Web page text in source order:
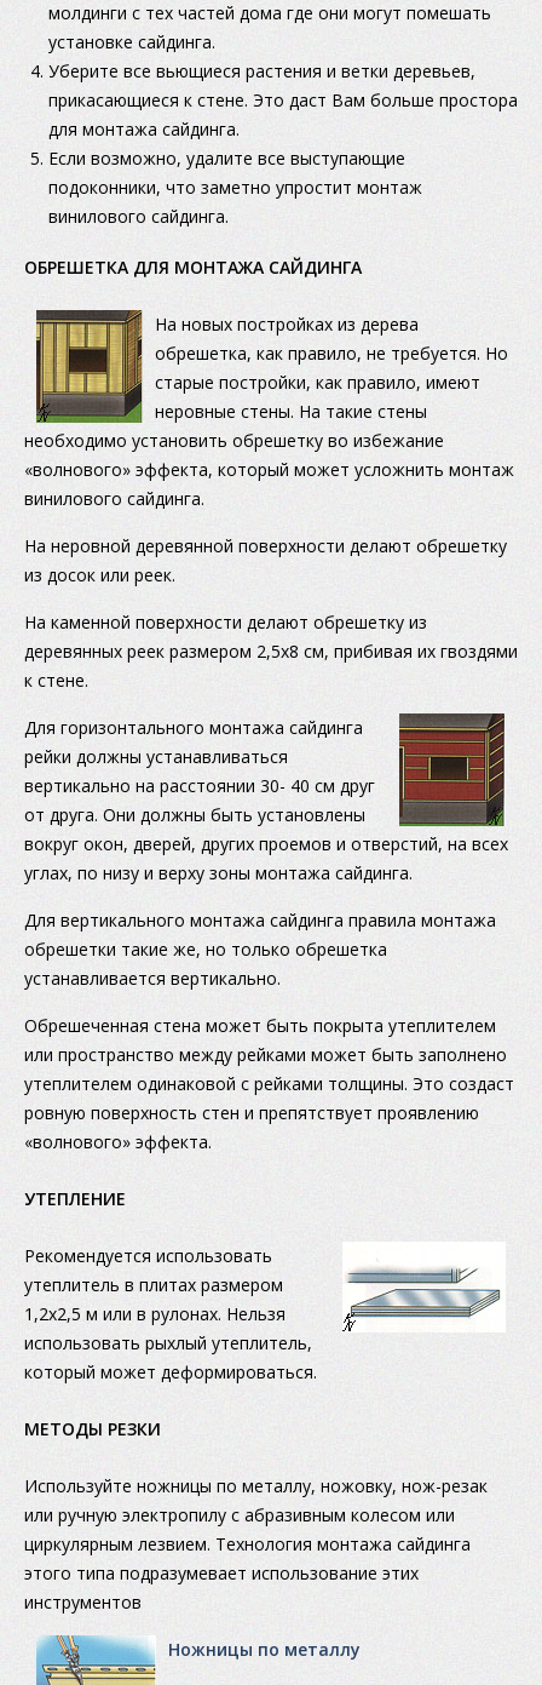
молдинги с тех частей дома где они могут помешать
установке сайдинга.
Уберите все вьющиеся растения и ветки деревьев,
прикасающиеся к стене. Это даст Вам больше простора
для монтажа сайдинга.
Если возможно, удалите все выступающие
подоконники, что заметно упростит монтаж
винилового сайдинга.
ОБРЕШЕТКА ДЛЯ МОНТАЖА САЙДИНГА
На новых постройках из дерева
обрешетка, как правило, не требуется. Но
старые постройки, как правило, имеют
неровные стены. На такие стены
необходимо установить обрешетку во избежание
«волнового» эффекта, который может усложнить монтаж
винилового сайдинга.
На неровной деревянной поверхности делают обрешетку
из досок или реек.
На каменной поверхности делают обрешетку из
деревянных реек размером 2,5х8 см, прибивая их гвоздями
к стене.
Для горизонтального монтажа сайдинга
рейки должны устанавливаться
вертикально на расстоянии 30- 40 см друг
от друга. Они должны быть установлены
вокруг окон, дверей, других проемов и отверстий, на всех
углах, по низу и верху зоны монтажа сайдинга.
Для вертикального монтажа сайдинга правила монтажа
обрешетки такие же, но только обрешетка
устанавливается вертикально.
Обрешеченная стена может быть покрыта утеплителем
или пространство между рейками может быть заполнено
утеплителем одинаковой с рейками толщины. Это создаст
ровную поверхность стен и препятствует проявлению
«волнового» эффекта.
УТЕПЛЕНИЕ
Рекомендуется использовать
утеплитель в плитах размером
1,2х2,5 м или в рулонах. Нельзя
использовать рыхлый утеплитель,
который может деформироваться.
МЕТОДЫ РЕЗКИ
Используйте ножницы по металлу, ножовку, нож-резак
или ручную электропилу с абразивным колесом или
циркулярным лезвием. Технология монтажа сайдинга
этого типа подразумевает использование этих
инструментов
Ножницы по металлу